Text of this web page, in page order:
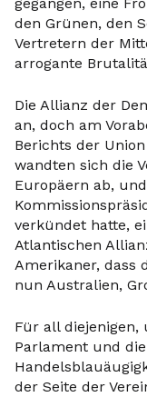
den Grünen, den
Vertretern der
arrogante
Die Allianz der
an, doch am
Berichts der
wandten sich die
Europäern ab,
verkündet hatte,
Atlantischen
Amerikaner, dass
nun Australien,
Für all diejenigen,
Parlament und
der Seite der